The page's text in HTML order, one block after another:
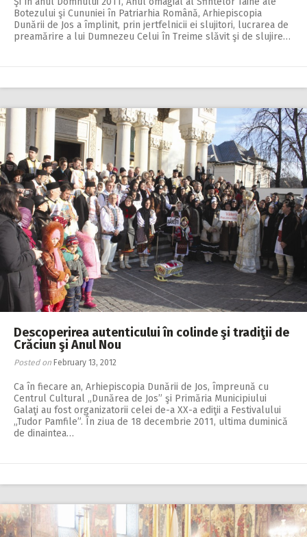
Botezului şi Cununiei în Patriarhia Română, Arhiepiscopia
Dunării de Jos a împlinit, prin jertfelnicii ei slujitori, lucrarea de
preamărire a lui Dumnezeu Celui în Treime slăvit şi de slujire…
Descoperirea autenticului în colinde şi tradiţii de
Crăciun şi Anul Nou
Posted on February 13, 2012
Ca în fiecare an, Arhiepiscopia Dunării de Jos, împreună cu
Centrul Cultural „Dunărea de Jos” şi Primăria Municipiului
Galaţi au fost organizatorii celei de-a XX-a ediţii a Festivalului
„Tudor Pamfile”. În ziua de 18 decembrie 2011, ultima duminică
de dinaintea…